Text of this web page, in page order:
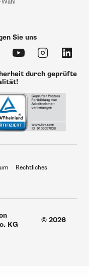
Wahl
Sie uns
durch geprüfte
KG
© 2026
Rechtliches